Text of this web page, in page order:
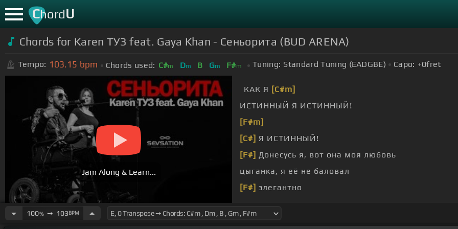
ChordU
Chords for Karen ТУЗ feat. Gaya Khan - Сеньорита (BUD ARENA)
Tempo: 103.15 bpm Chords used: C#m Dm B Gm F#m Tuning: Standard Tuning (EADGBE) Capo: +0fret
Jam Along & Learn...
КАК Я [C#m]
ИСТИННЫЙ Я ИСТИННЫЙ!
[F#m]
[C#] Я ИСТИННЫЙ!
[F#] Донесусь я, вот она моя любовь
цыганка, я её не баловал
[F#] элегантно
100%➙ 103BPM